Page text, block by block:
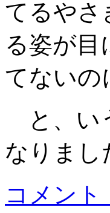
てるやさ
る姿が
てないの
と、い
なりまし
コメント